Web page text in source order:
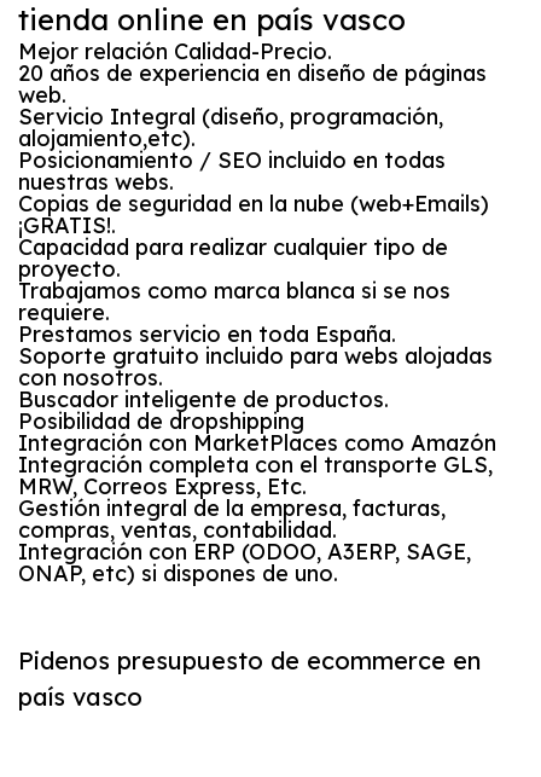
tienda online en país vasco
Mejor relación Calidad-Precio.
20 años de experiencia en diseño de páginas
web.
Servicio Integral (diseño, programación,
alojamiento,etc).
Posicionamiento / SEO incluido en todas
nuestras webs.
Copias de seguridad en la nube (web+Emails)
¡GRATIS!.
Capacidad para realizar cualquier tipo de
proyecto.
Trabajamos como marca blanca si se nos
requiere.
Prestamos servicio en toda España.
Soporte gratuito incluido para webs alojadas
con nosotros.
Buscador inteligente de productos.
Posibilidad de dropshipping
Integración con MarketPlaces como Amazón
Integración completa con el transporte GLS,
MRW, Correos Express, Etc.
Gestión integral de la empresa, facturas,
compras, ventas, contabilidad.
Integración con ERP (ODOO, A3ERP, SAGE,
ONAP, etc) si dispones de uno.
Pidenos presupuesto de ecommerce en
país vasco